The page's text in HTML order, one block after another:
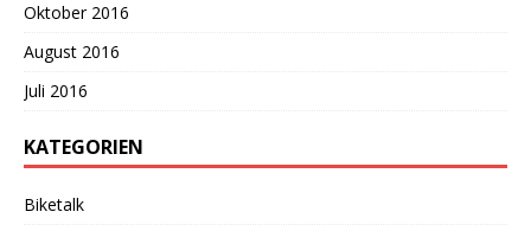
Oktober 2016
August 2016
Juli 2016
KATEGORIEN
Biketalk